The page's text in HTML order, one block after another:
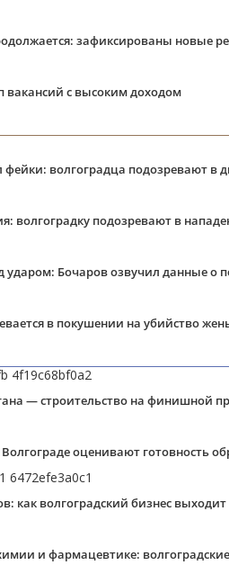
зафиксированы новые
вакансий с высоким доходом
фейки: волгоградца подозревают в
волгоградку подозревают в
ударом: Бочаров озвучил данные о
в покушении на убийство
— строительство на финишной
Волгограде оценивают готовность
как волгоградский бизнес
и фармацевтике: